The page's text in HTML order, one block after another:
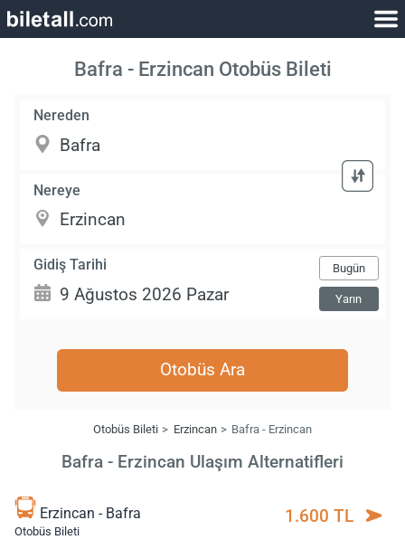
Bafra - Erzincan Otobüs Bileti
Nereden
Nereye
Gidiş Tarihi Bugün
Yarın
Otobüs Ara
Otobüs Bileti Erzincan Bafra - Erzincan
Bafra - Erzincan Ulaşım Alternatifleri
Erzincan - Bafra
Otobüs Bileti
1.600 TL